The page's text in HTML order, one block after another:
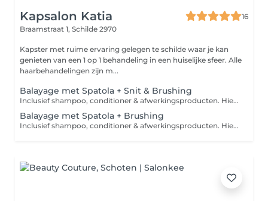
Kapsalon Katia
16
Braamstraat 1, Schilde 2970
Kapster met ruime ervaring gelegen te schilde waar je kan
genieten van een 1 op 1 behandeling in een huiselijke sfeer. Alle
haarbehandelingen zijn m...
Balayage met Spatola + Snit & Brushing
Inclusief shampoo, conditioner & afwerkingsproducten. Hier zullen geen folies bij gebruikt worden. We gebruiken hier de spatola. Er wordt steeds aangeraden om hierbij een extra verzorging aan de kleur toe te voegen, de Brazilian Bond Builder. Vraag ernaar in het salon. Hiervoor wordt een supplement van 10 euro aangerekend. Afhankelijk van je haarlengte en -dikte, kan er een kleursupplement aangerekend worden.
Balayage met Spatola + Brushing
Inclusief shampoo, conditioner & afwerkingsproducten. Hier zullen geen folies bij gebruikt worden. We gebruiken hier de spatola. Er wordt steeds aangeraden om hierbij een extra verzorging aan de kleur toe te voegen, de Brazilian Bond Builder. Vraag ernaar in het salon. Hiervoor wordt een supplement van 10 euro aangerekend. Afhankelijk van je haarlengte en -dikte, kan er een kleursupplement aangerekend worden.